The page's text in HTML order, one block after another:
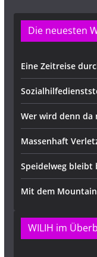
Die neuesten
Eine Zeitreise
Wer wird denn da
Massenhaft
Speidelweg
Mit dem
WILIH im